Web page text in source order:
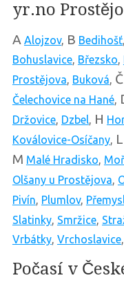
yr.no
A Alojzov, B Bedihošť,
Bohuslavice, Březsko,
Prostějova, Buková, Č
Čelechovice na Hané,
Držovice, Dzbel, H
Koválovice-Osíčany, L
M Malé Hradisko,
Olšany u Prostějova,
Pivín, Plumlov,
Slatinky, Smržice,
Vrbátky, Vrchoslavice,
Počasí v